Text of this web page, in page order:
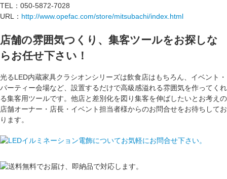
TEL：050-5872-7028
URL： http://www.opefac.com/store/mitsubachi/index.html
店舗の雰囲気つくり、集客ツールをお探しな
らお任せ下さい！
光るLED内蔵家具クラシオンシリーズは飲食店はもちろん、イベント・
パーティー会場など、設置するだけで高級感溢れる雰囲気を作ってくれ
る集客用ツールです。他店と差別化を図り集客を伸ばしたいとお考えの
店舗オーナー・店長・イベント担当者様からのお問合せをお待ちしてお
ります。